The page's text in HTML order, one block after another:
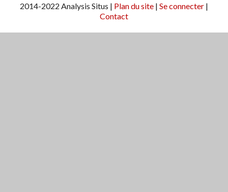
2014-2022 Analysis Situs | Plan du site | Se connecter |
Contact